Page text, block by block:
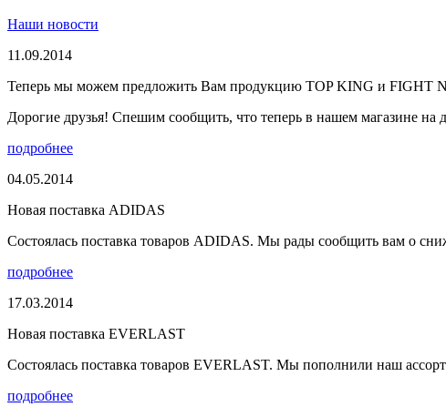
Наши новости
11.09.2014
Теперь мы можем предложить Вам продукцию TOP KING и FIGHT
Дорогие друзья! Спешим сообщить, что теперь в нашем магазине на
подробнее
04.05.2014
Новая поставка ADIDAS
Состоялась поставка товаров ADIDAS. Мы рады сообщить вам о
подробнее
17.03.2014
Новая поставка EVERLAST
Состоялась поставка товаров EVERLAST. Мы пополнили наш
подробнее